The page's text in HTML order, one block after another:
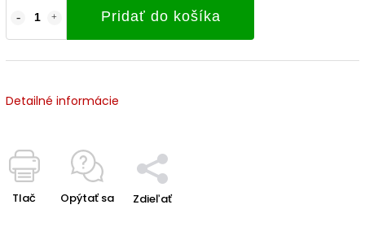
Pridať do košíka
Detailné informácie
Tlač Opýtať sa Zdieľať